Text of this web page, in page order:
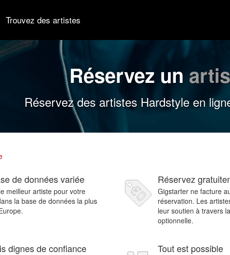
Trouvez des artistes
Réservez un
Réservez des artistes Hardstyle en
de données variée
meilleur artiste pour votre
la base de données la plus
Réservez
Gigstarter ne facture
réservation. Les
leur soutien à travers
optionnelle.
dignes de confiance Tout est possible